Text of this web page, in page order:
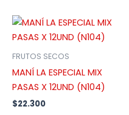
FRUTOS SECOS
MANÍ LA ESPECIAL MIX
PASAS X 12UND (N104)
$22.300